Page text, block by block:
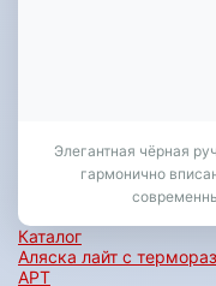
Элегантная чёрная
гармонично
Каталог
Аляска лайт с
АРТ